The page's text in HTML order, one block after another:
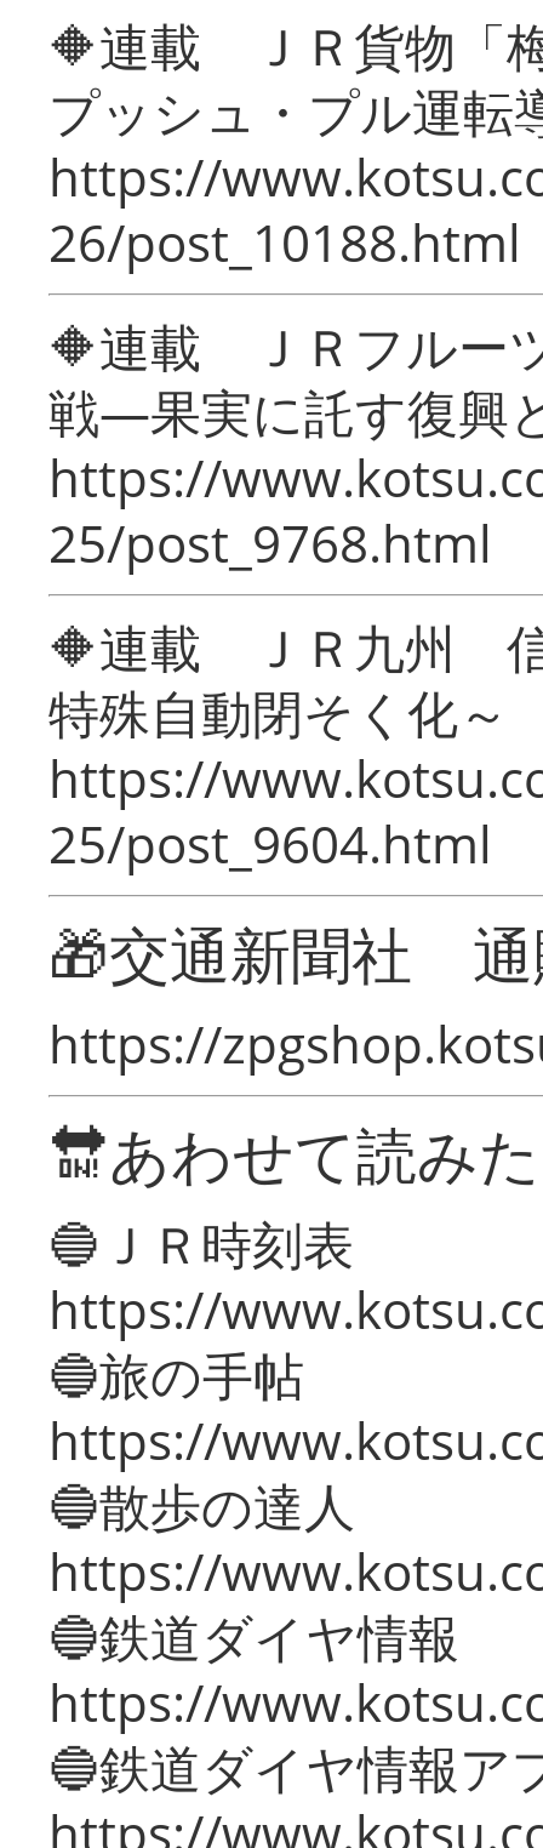
🔶連載 ＪＲ貨物「
プッシュ・プル運転
https://
26/post_10188.html
🔶連載 ＪＲフルー
戦―果実に託す復興
https://
25/post_9768.html
🔶連載 ＪＲ九州 信
特殊自動閉そく化～
https://
25/post_9604.html
🎁交通新聞社
https://
🔛あわせて読み
🔵ＪＲ時刻表
https://
🔵旅の手帖
https://
🔵散歩の達人
https://
🔵鉄道ダイヤ情報
https://
🔵鉄道ダイヤ情報ア
https://